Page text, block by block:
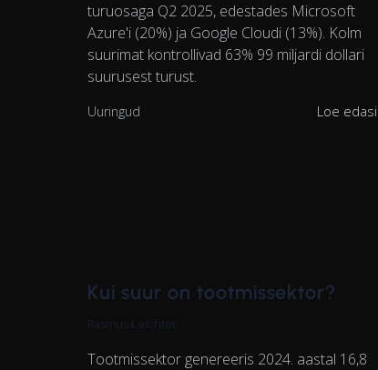
turuosaga Q2 2025, edestades Microsoft
Azure'i (20%) ja Google Cloudi (13%). Kolm
suurimat kontrollivad 63% 99 miljardi dollari
suurusest turust.
Uuringud Loe
Kui suur on tootmissektor?
Rasmus Leichter
Tootmissektor genereeris 2024. aastal 16,8